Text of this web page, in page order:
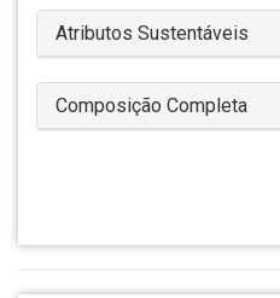
Atributos Sustentáveis
Composição Completa